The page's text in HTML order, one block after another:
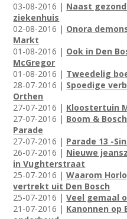
03-08-2016 | Naast
ziekenhuis
02-08-2016 | Onora
Markt
01-08-2016 | Ook in Den
McGregor
01-08-2016 | Tweedelig
28-07-2016 | Spoedige
Orthen
27-07-2016 | Kloostertuin
27-07-2016 | Boom &
Parade
27-07-2016 | Parade 13 -
26-07-2016 | Nieuwe
in Vughterstraat
25-07-2016 |Waarom
vertrekt uit Den Bosch
25-07-2016 |Veel gemaal
21-07-2016 | Kanonnen op